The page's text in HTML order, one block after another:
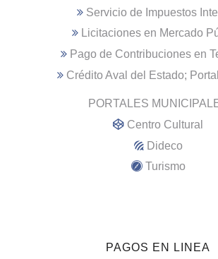
Servicio de Impuestos
Licitaciones en Mercado
Pago de Contribuciones en
Crédito Aval del Estado;
PORTALES
Centro Cultural
Dideco
Turismo
PAGOS EN LINEA